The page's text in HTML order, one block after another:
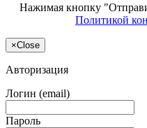
Нажимая кнопку
Политикой
×Close
Авторизация
Логин (email)
Пароль